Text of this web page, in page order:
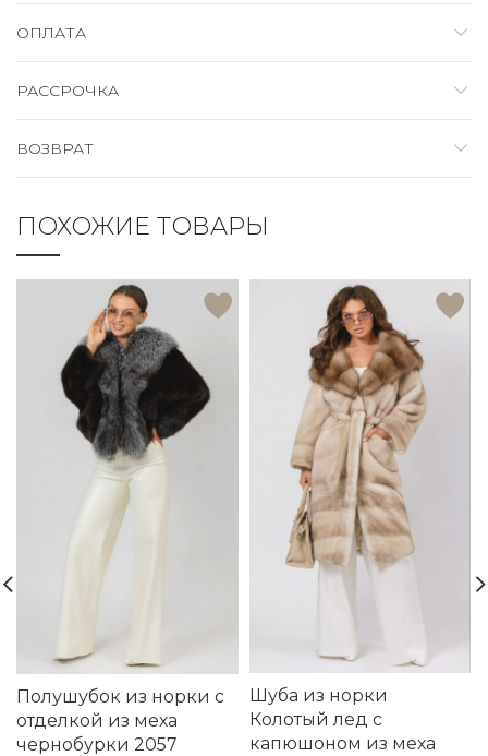
ОПЛАТА
РАССРОЧКА
ВОЗВРАТ
ПОХОЖИЕ ТОВАРЫ
Полушубок из норки с
отделкой из меха
чернобурки 2057
Шуба из норки
Колотый лед с
капюшоном из меха